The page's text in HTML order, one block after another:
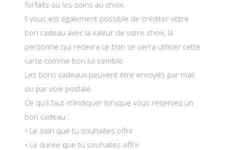
forfaits ou les soins au choix.
Il vous est également possible de créditer votre
bon cadeau avec la valeur de votre choix, la
personne qui recevra ce bon se verra utiliser cette
carte comme bon lui semble
Les bons cadeaux peuvent être envoyés par mail
ou par voie postale.
Ce qu’il faut m’indiquer lorsque vous réservez un
bon cadeau :
• Le soin que tu souhaites offrir
• La durée que tu souhaites offrir